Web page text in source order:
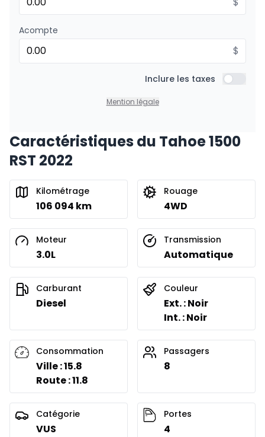
0.00 $ d'acompte • 8.99%
Financement sur 36 mois
499 $/Sem.
Financement sur 24 mois
Financement sur 24 mois
À partir de :
Acompte
$
Inclure les taxes Inclure
Mention légale
Caractéristiques du Tahoe 1500
RST 2022
Kilométrage
106 094 km
Rouage
4WD
Moteur
3.0L
Transmission
Automatique
Carburant
Diesel
Couleur
Ext. : Noir
Int. : Noir
Consommation
Ville : 15.8
Route : 11.8
Passagers
8
Catégorie
VUS
Portes
4